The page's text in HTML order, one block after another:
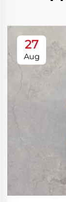
27
Aug